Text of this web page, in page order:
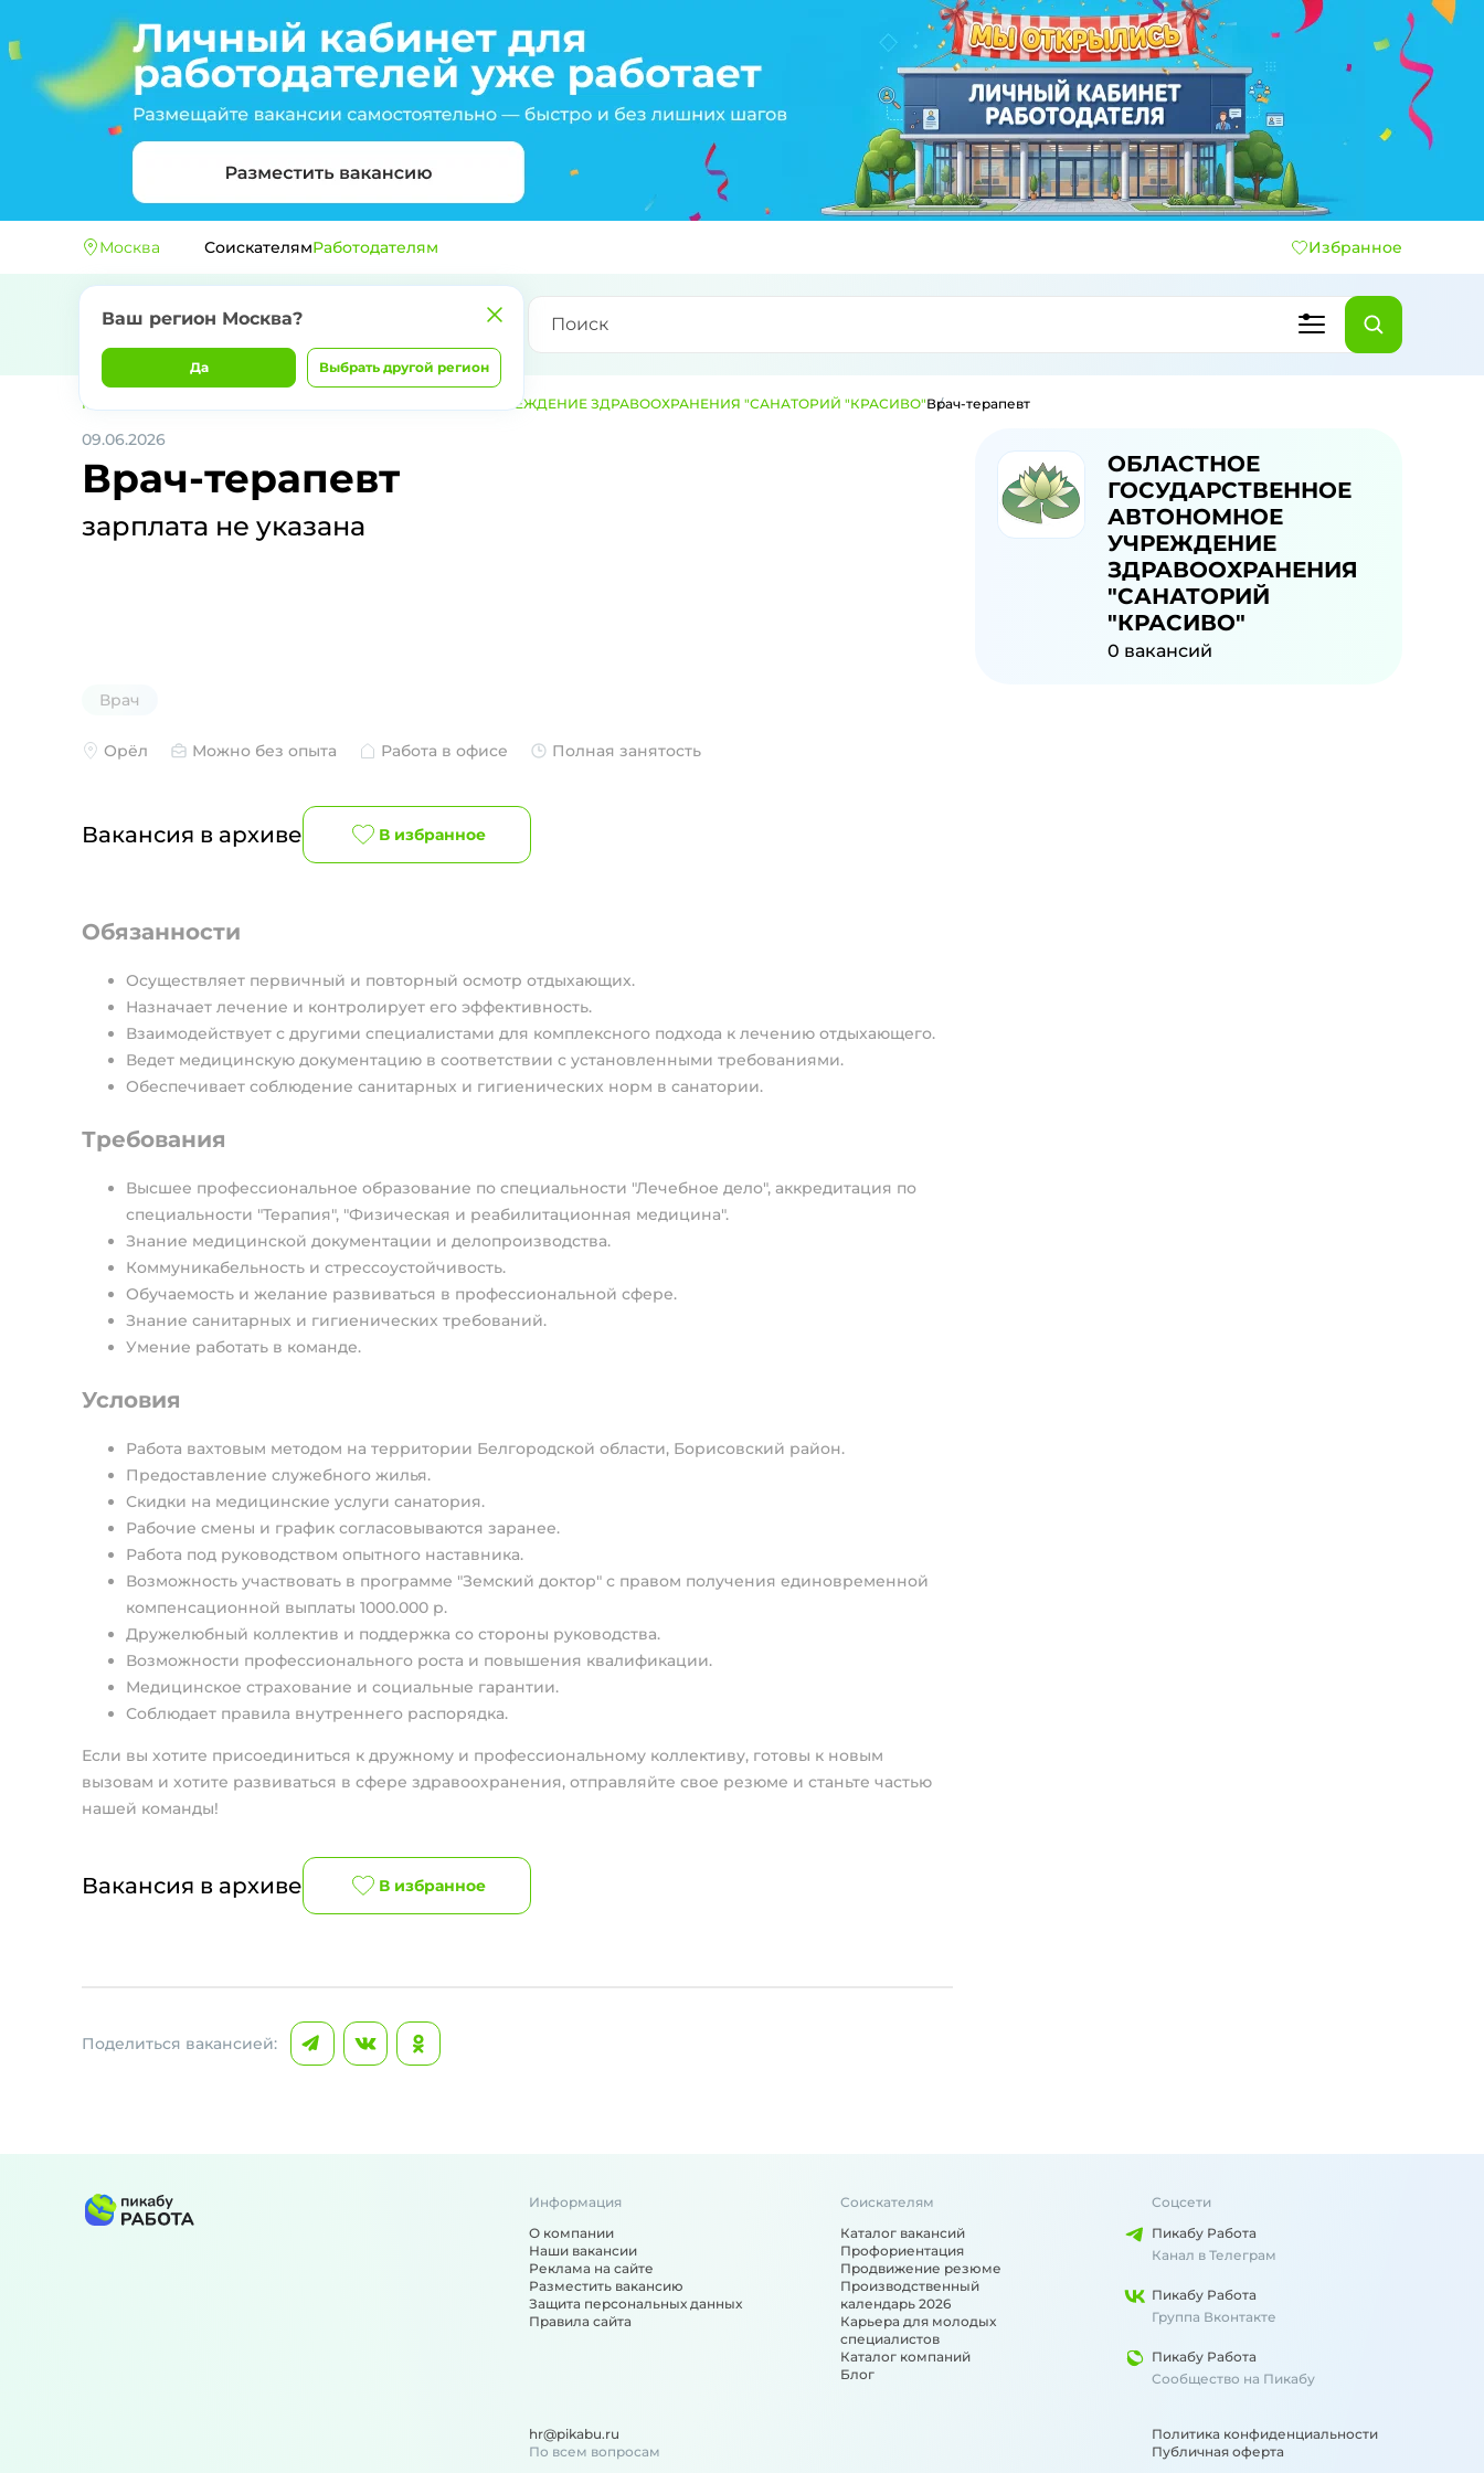
Москва
Ваш регион Москва?
Да Выбрать другой регион
СоискателямРаботодателям Избранное
Главная ОБЛАСТНОЕ ГОСУДАРСТВЕННОЕ АВТОНОМНОЕ УЧРЕЖДЕНИЕ ЗДРАВООХРАНЕНИЯ "САНАТОРИЙ "КРАСИВО"Врач-терапевт
09.06.2026
Врач-терапевт
зарплата не указана
Врач
Орёл Можно без опыта Работа в офисе Полная занятость
Вакансия в архиве В избранное
ОБЛАСТНОЕ
ГОСУДАРСТВЕННОЕ
АВТОНОМНОЕ
УЧРЕЖДЕНИЕ
ЗДРАВООХРАНЕНИЯ
"САНАТОРИЙ
"КРАСИВО"
0 вакансий
Обязанности
Осуществляет первичный и повторный осмотр отдыхающих.
Назначает лечение и контролирует его эффективность.
Взаимодействует с другими специалистами для комплексного подхода к лечению отдыхающего.
Ведет медицинскую документацию в соответствии с установленными требованиями.
Обеспечивает соблюдение санитарных и гигиенических норм в санатории.
Требования
Высшее профессиональное образование по специальности "Лечебное дело", аккредитация по
специальности "Терапия", "Физическая и реабилитационная медицина".
Знание медицинской документации и делопроизводства.
Коммуникабельность и стрессоустойчивость.
Обучаемость и желание развиваться в профессиональной сфере.
Знание санитарных и гигиенических требований.
Умение работать в команде.
Условия
Работа вахтовым методом на территории Белгородской области, Борисовский район.
Предоставление служебного жилья.
Скидки на медицинские услуги санатория.
Рабочие смены и график согласовываются заранее.
Работа под руководством опытного наставника.
Возможность участвовать в программе "Земский доктор" с правом получения единовременной
компенсационной выплаты 1000.000 р.
Дружелюбный коллектив и поддержка со стороны руководства.
Возможности профессионального роста и повышения квалификации.
Медицинское страхование и социальные гарантии.
Соблюдает правила внутреннего распорядка.
Если вы хотите присоединиться к дружному и профессиональному коллективу, готовы к новым
вызовам и хотите развиваться в сфере здравоохранения, отправляйте свое резюме и станьте частью
нашей команды!
Вакансия в архиве В избранное
Поделиться вакансией:
Информация
О компании
Наши вакансии
Реклама на сайте
Разместить вакансию
Защита персональных данных
Правила сайта
Соискателям
Каталог вакансий
Профориентация
Продвижение резюме
Производственный
календарь 2026
Карьера для молодых
специалистов
Каталог компаний
Блог
Соцсети
Пикабу Работа
Канал в Телеграм
Пикабу Работа
Группа Вконтакте
Пикабу Работа
Сообщество на Пикабу
hr@pikabu.ru
По всем вопросам
Политика конфиденциальности
Публичная оферта